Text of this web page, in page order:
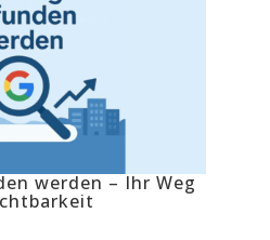
werden – Ihr Weg